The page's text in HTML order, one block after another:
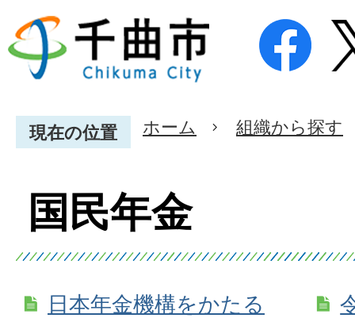
現在の位置 ホーム 組織から探す
国民年金
日本年金機構をかたる